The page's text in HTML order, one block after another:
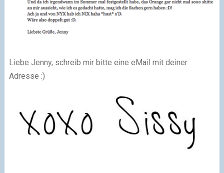
Liebe Jenny, schreib mir bitte eine eMail mit deiner
Adresse :)